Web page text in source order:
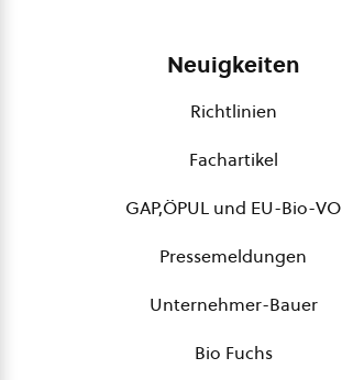
Neuigkeiten
Richtlinien
Fachartikel
GAP,ÖPUL und EU-Bio-VO
Pressemeldungen
Unternehmer-Bauer
Bio Fuchs